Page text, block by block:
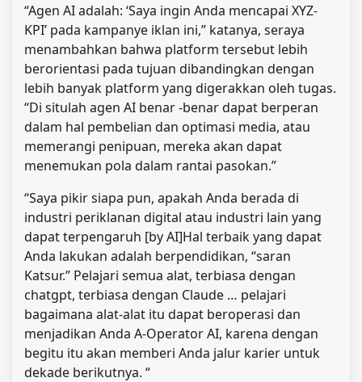
“Agen AI adalah: ‘Saya ingin Anda mencapai XYZ-
KPI’ pada kampanye iklan ini,” katanya, seraya
menambahkan bahwa platform tersebut lebih
berorientasi pada tujuan dibandingkan dengan
lebih banyak platform yang digerakkan oleh tugas.
“Di situlah agen AI benar -benar dapat berperan
dalam hal pembelian dan optimasi media, atau
memerangi penipuan, mereka akan dapat
menemukan pola dalam rantai pasokan.”
“Saya pikir siapa pun, apakah Anda berada di
industri periklanan digital atau industri lain yang
dapat terpengaruh [by AI]Hal terbaik yang dapat
Anda lakukan adalah berpendidikan, “saran
Katsur.” Pelajari semua alat, terbiasa dengan
chatgpt, terbiasa dengan Claude … pelajari
bagaimana alat-alat itu dapat beroperasi dan
menjadikan Anda A-Operator AI, karena dengan
begitu itu akan memberi Anda jalur karier untuk
dekade berikutnya. “